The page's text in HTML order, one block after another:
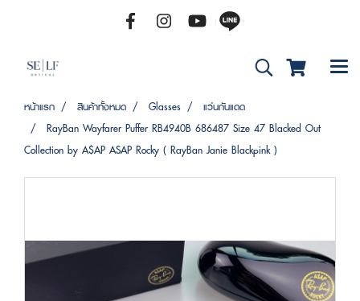
หน้าแรก สินค้าทั้งหมด Glasses
แว่นกันแดด
RayBan Wayfarer Puffer RB4940B 686487 Size 47 Blacked Out
Collection by A$AP ASAP Rocky ( RayBan Janie Blackpink )